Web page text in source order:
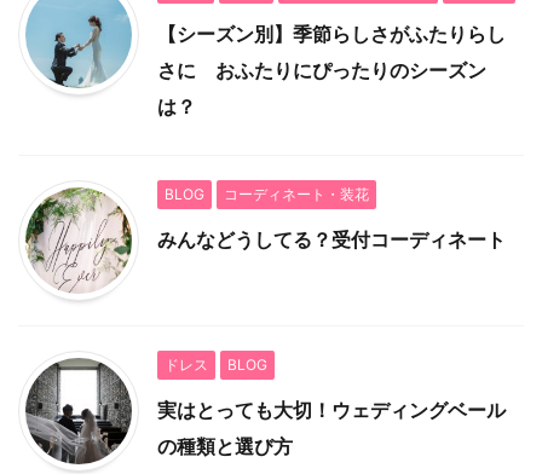
【シーズン別】季節らしさがふたりらし
さに おふたりにぴったりのシーズン
は？
BLOG コーディネート・装花
みんなどうしてる？受付コーディネート
ドレス BLOG
実はとっても大切！ウェディングベール
の種類と選び方